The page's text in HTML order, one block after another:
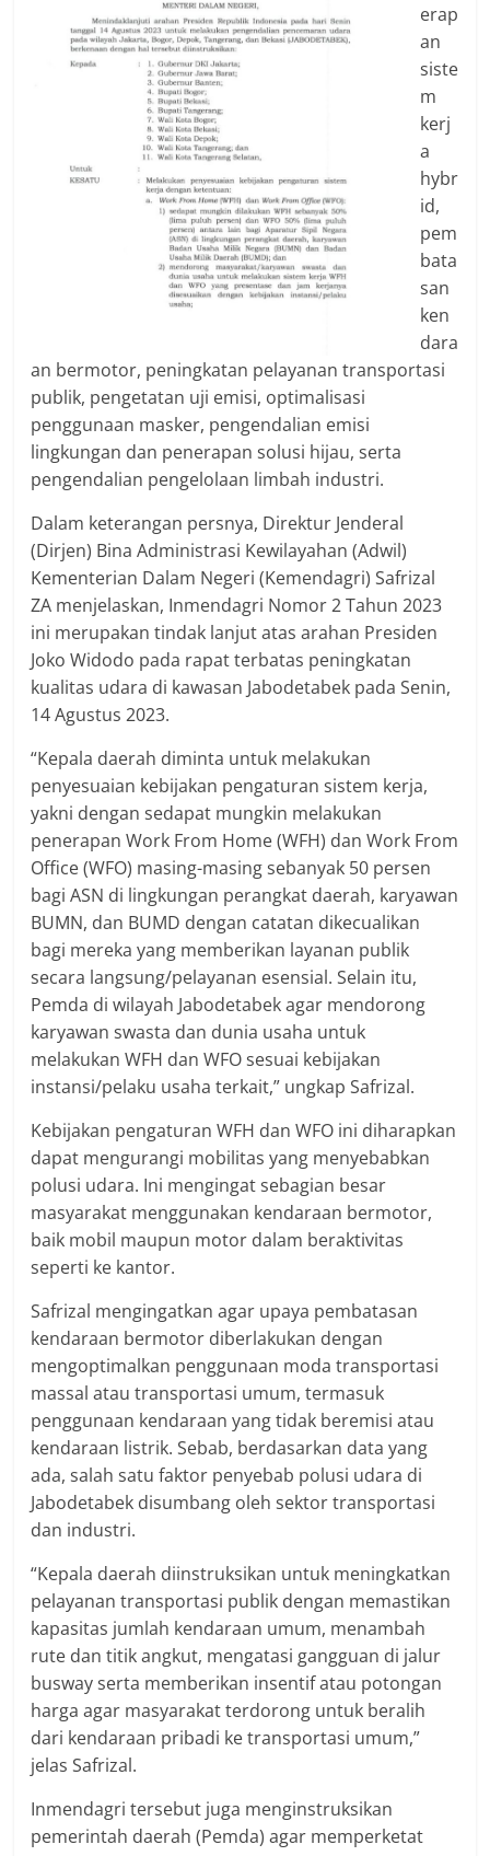
erap
an
siste
m
kerj
a
hybr
id,
pem
bata
san
ken
dara
an bermotor, peningkatan pelayanan transportasi
publik, pengetatan uji emisi, optimalisasi
penggunaan masker, pengendalian emisi
lingkungan dan penerapan solusi hijau, serta
pengendalian pengelolaan limbah industri.
Dalam keterangan persnya, Direktur Jenderal
(Dirjen) Bina Administrasi Kewilayahan (Adwil)
Kementerian Dalam Negeri (Kemendagri) Safrizal
ZA menjelaskan, Inmendagri Nomor 2 Tahun 2023
ini merupakan tindak lanjut atas arahan Presiden
Joko Widodo pada rapat terbatas peningkatan
kualitas udara di kawasan Jabodetabek pada Senin,
14 Agustus 2023.
“Kepala daerah diminta untuk melakukan
penyesuaian kebijakan pengaturan sistem kerja,
yakni dengan sedapat mungkin melakukan
penerapan Work From Home (WFH) dan Work From
Office (WFO) masing-masing sebanyak 50 persen
bagi ASN di lingkungan perangkat daerah, karyawan
BUMN, dan BUMD dengan catatan dikecualikan
bagi mereka yang memberikan layanan publik
secara langsung/pelayanan esensial. Selain itu,
Pemda di wilayah Jabodetabek agar mendorong
karyawan swasta dan dunia usaha untuk
melakukan WFH dan WFO sesuai kebijakan
instansi/pelaku usaha terkait,” ungkap Safrizal.
Kebijakan pengaturan WFH dan WFO ini diharapkan
dapat mengurangi mobilitas yang menyebabkan
polusi udara. Ini mengingat sebagian besar
masyarakat menggunakan kendaraan bermotor,
baik mobil maupun motor dalam beraktivitas
seperti ke kantor.
Safrizal mengingatkan agar upaya pembatasan
kendaraan bermotor diberlakukan dengan
mengoptimalkan penggunaan moda transportasi
massal atau transportasi umum, termasuk
penggunaan kendaraan yang tidak beremisi atau
kendaraan listrik. Sebab, berdasarkan data yang
ada, salah satu faktor penyebab polusi udara di
Jabodetabek disumbang oleh sektor transportasi
dan industri.
“Kepala daerah diinstruksikan untuk meningkatkan
pelayanan transportasi publik dengan memastikan
kapasitas jumlah kendaraan umum, menambah
rute dan titik angkut, mengatasi gangguan di jalur
busway serta memberikan insentif atau potongan
harga agar masyarakat terdorong untuk beralih
dari kendaraan pribadi ke transportasi umum,”
jelas Safrizal.
Inmendagri tersebut juga menginstruksikan
pemerintah daerah (Pemda) agar memperketat